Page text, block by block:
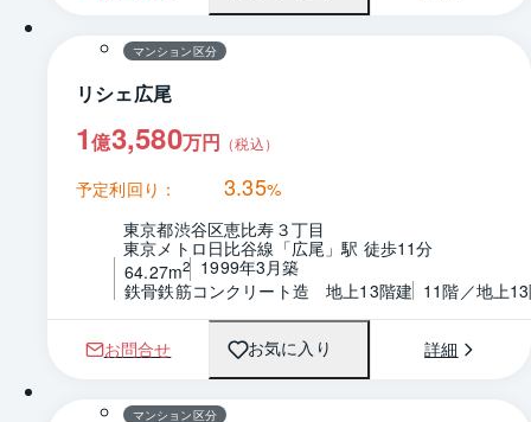
マンション区分
リシェ広尾
1億3,580万円 （税込）
予定利回り： 3.35%
東京都渋谷区恵比寿３丁目
東京メトロ日比谷線「広尾」駅 徒歩11分
64.27m2
1999年3月築
鉄骨鉄筋コンクリート造　地上13階建 11階／地上
お問合せ お気に入り 詳細
1 / 0
マンション区分